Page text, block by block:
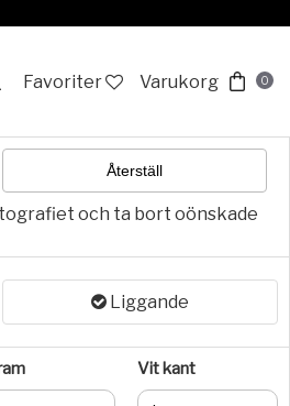
Favoriter Varukorg 0
Återställ
och ta bort oönskade
Liggande
Vit kant